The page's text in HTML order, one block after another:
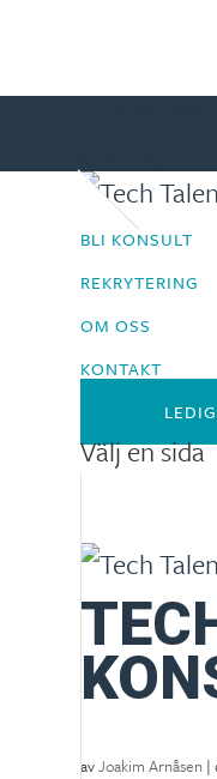
BLI KONSULT
REKRYTERING
OM OSS
KONTAKT
Välj en sida
avJoakim Arnåsen |